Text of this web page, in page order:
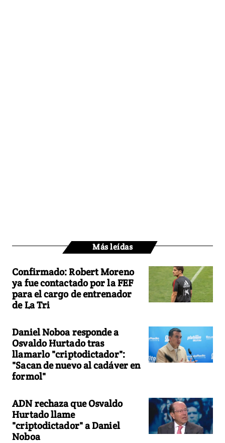
Más leídas
Confirmado: Robert Moreno
ya fue contactado por la FEF
para el cargo de entrenador
de La Tri
Daniel Noboa responde a
Osvaldo Hurtado tras
llamarlo "criptodictador":
"Sacan de nuevo al cadáver en
formol"
ADN rechaza que Osvaldo
Hurtado llame
"criptodictador" a Daniel
Noboa